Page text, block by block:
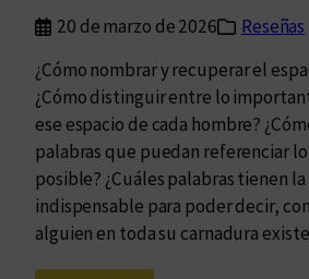
20 de marzo de 2026
Reseñas
¿Cómo nombrar y recuperar el
¿Cómo distinguir entre lo
ese espacio de cada hombre?
palabras que puedan referenciar lo
posible? ¿Cuáles palabras tienen
indispensable para poder decir,
alguien en toda su carnadura